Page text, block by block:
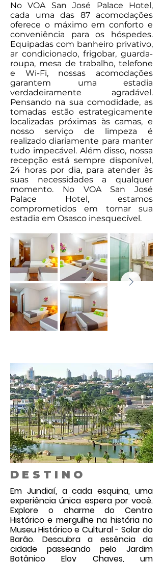
No VOA San José Palace Hotel,
cada uma das 87 acomodações
oferece o máximo em conforto e
conveniência para os hóspedes.
Equipadas com banheiro privativo,
ar condicionado, frigobar, guarda-
roupa, mesa de trabalho, telefone
e Wi-Fi, nossas acomodações
garantem uma estadia
verdadeiramente agradável.
Pensando na sua comodidade, as
tomadas estão estrategicamente
localizadas próximas às camas, e
nosso serviço de limpeza é
realizado diariamente para manter
tudo impecável. Além disso, nossa
recepção está sempre disponível,
24 horas por dia, para atender às
suas necessidades a qualquer
momento. No VOA San José
Palace Hotel, estamos
comprometidos em tornar sua
estadia em Osasco inesquecível.
DESTINO
Em Jundiaí, a cada esquina, uma
experiência única espera por você.
Explore o charme do Centro
Histórico e mergulhe na história no
Museu Histórico e Cultural - Solar do
Barão. Descubra a essência da
cidade passeando pelo Jardim
Botânico Eloy Chaves, um